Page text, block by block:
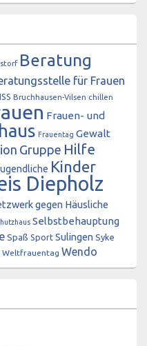
Beratung
für Frauen
Bruchhausen-Vilsen chillen
Frauen- und
Frauentag Gewalt
Gruppe Hilfe
Kinder
Diepholz
gegen Häusliche
Selbstbehauptung
Spaß Sport Sulingen Syke
Weltfrauentag Wendo